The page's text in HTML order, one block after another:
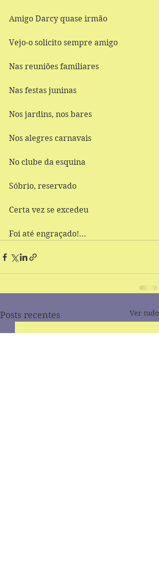
Amigo Darcy quase irmão
Vejo-o solicito sempre amigo
Nas reuniões familiares
Nas festas juninas
Nos jardins, nos bares
Nos alegres carnavais
No clube da esquina
Sóbrio, reservado
Certa vez se excedeu
Foi até engraçado!...
Posts recentes Ver tudo